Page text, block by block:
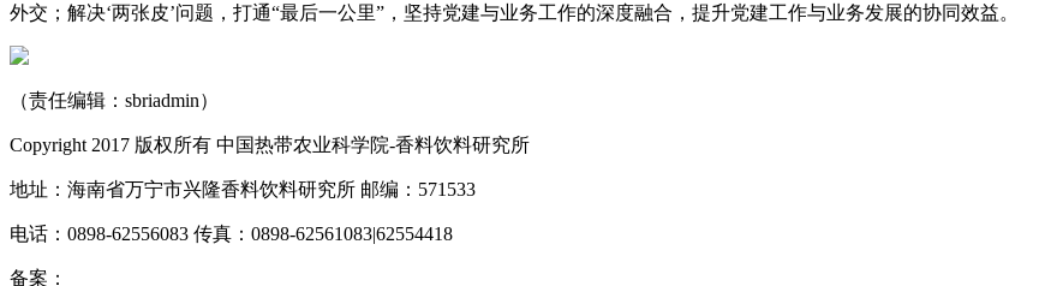
外交；解决‘两张皮’问题，打通“最后一公里”，坚持党建与业务工作的深度融合，提升党建工作与业务发展的协同效益。
（责任编辑：sbriadmin）
Copyright 2017 版权所有 中国热带农业科学院-香料饮料研究所
地址：海南省万宁市兴隆香料饮料研究所 邮编：571533
电话：0898-62556083 传真：0898-62561083|62554418
备案：